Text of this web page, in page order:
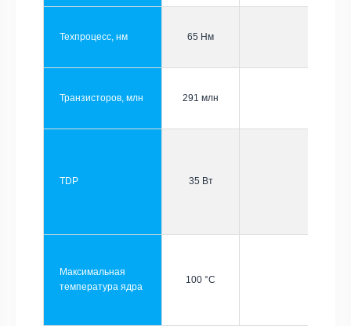
Техпроцесс, нм 65 Нм
Транзисторов, млн 291 млн
TDP 35 Вт
Максимальная
температура ядра
100 °C